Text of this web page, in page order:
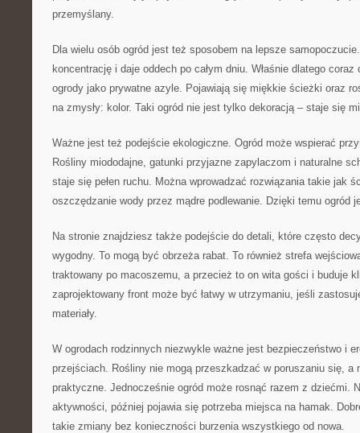
przemyślany.
Dla wielu osób ogród jest też sposobem na lepsze
koncentrację i daje oddech po całym dniu. Właśnie dlatego
ogrody jako prywatne azyle. Pojawiają się miękkie ścieżki oraz
na zmysły: kolor. Taki ogród nie jest tylko dekoracją – staje się
Ważne jest też podejście ekologiczne. Ogród może wspierać
Rośliny miododajne, gatunki przyjazne zapylaczom i naturalne
staje się pełen ruchu. Można wprowadzać rozwiązania takie jak
oszczędzanie wody przez mądre podlewanie. Dzięki temu ogród
Na stronie znajdziesz także podejście do detali, które często
wygodny. To mogą być obrzeża rabat. To również strefa
traktowany po macoszemu, a przecież to on wita gości i buduje
zaprojektowany front może być łatwy w utrzymaniu, jeśli
materiały.
W ogrodach rodzinnych niezwykle ważne jest bezpieczeństwo i
przejściach. Rośliny nie mogą przeszkadzać w poruszaniu się, a
praktyczne. Jednocześnie ogród może rosnąć razem z dziećmi.
aktywności, później pojawia się potrzeba miejsca na hamak.
takie zmiany bez konieczności burzenia wszystkiego od nowa.